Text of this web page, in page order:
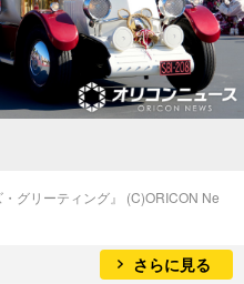
グリーティング』 (C)ORICON Ne
さらに見る